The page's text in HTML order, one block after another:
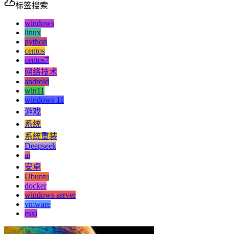
标签搜索
windows
linux
python
centos
centos7
网络技术
android
win11
windows 11
游戏
系统
系统重装
Deepseek
ai
安卓
Ubuntu
docker
windows server
vmware
esxi